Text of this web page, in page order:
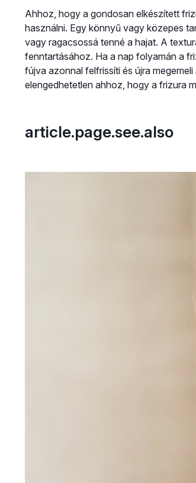
Ahhoz, hogy a gondosan elkészített
használni. Egy könnyű vagy közepes
vagy ragacsossá tenné a hajat. A
fenntartásához. Ha a nap folyamán a
fújva azonnal felfrissíti és újra
elengedhetetlen ahhoz, hogy a frizura
article.page.see.also